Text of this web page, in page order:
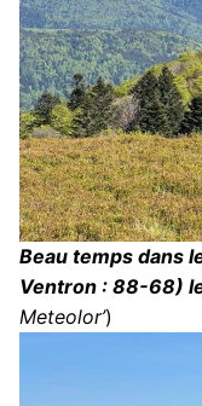
Beau temps dans
Ventron : 88-68)
Meteolor’)